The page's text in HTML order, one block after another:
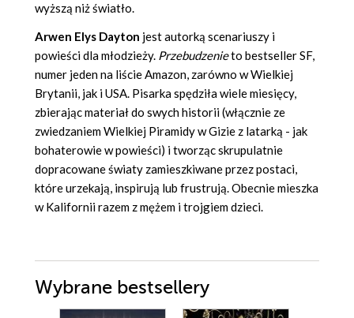
wyższą niż światło.
Arwen Elys Dayton jest autorką scenariuszy i
powieści dla młodzieży. Przebudzenieto bestseller SF,
numer jeden na liście Amazon, zarówno w Wielkiej
Brytanii, jak i USA. Pisarka spędziła wiele miesięcy,
zbierając materiał do swych historii (włącznie ze
zwiedzaniem Wielkiej Piramidy w Gizie z latarką - jak
bohaterowie w powieści) i tworząc skrupulatnie
dopracowane światy zamieszkiwane przez postaci,
które urzekają, inspirują lub frustrują. Obecnie mieszka
w Kalifornii razem z mężem i trojgiem dzieci.
Wybrane bestsellery